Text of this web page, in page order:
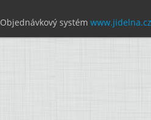
Objednávkový systém www.jidelna.cz